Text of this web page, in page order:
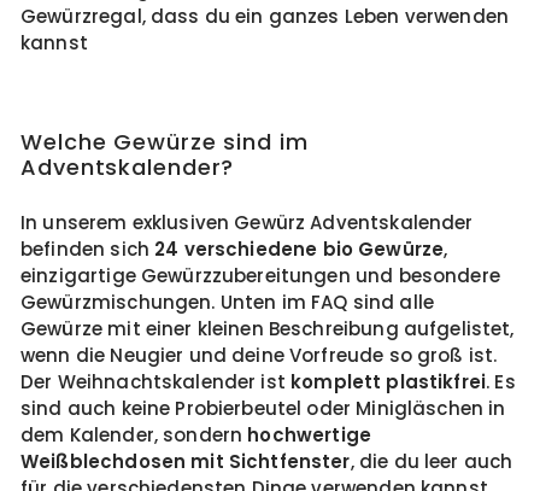
Gewürzregal, dass du ein ganzes Leben verwenden
kannst
Welche Gewürze sind im
Adventskalender?
In unserem exklusiven Gewürz Adventskalender
befinden sich 24 verschiedene bio Gewürze,
einzigartige Gewürzzubereitungen und besondere
Gewürzmischungen. Unten im FAQ sind alle
Gewürze mit einer kleinen Beschreibung aufgelistet,
wenn die Neugier und deine Vorfreude so groß ist.
Der Weihnachtskalender ist komplett plastikfrei. Es
sind auch keine Probierbeutel oder Minigläschen in
dem Kalender, sondern hochwertige
Weißblechdosen mit Sichtfenster, die du leer auch